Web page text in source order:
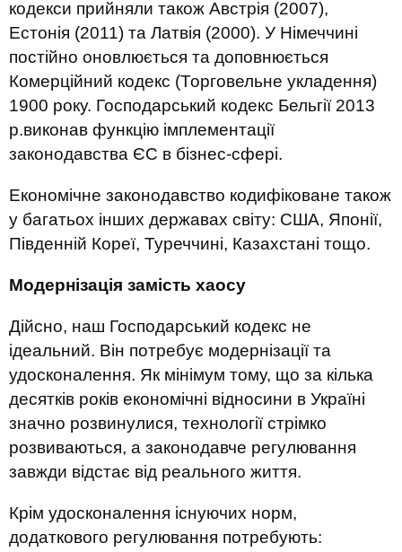
кодекси прийняли також Австрія (2007),
Естонія (2011) та Латвія (2000). У Німеччині
постійно оновлюється та доповнюється
Комерційний кодекс (Торговельне укладення)
1900 року. Господарський кодекс Бельгії 2013
р.виконав функцію імплементації
законодавства ЄС в бізнес-сфері.
Економічне законодавство кодифіковане також
у багатьох інших державах світу: США, Японії,
Південній Кореї, Туреччині, Казахстані тощо.
Модернізація замість хаосу
Дійсно, наш Господарський кодекс не
ідеальний. Він потребує модернізації та
удосконалення. Як мінімум тому, що за кілька
десятків років економічні відносини в Україні
значно розвинулися, технології стрімко
розвиваються, а законодавче регулювання
завжди відстає від реального життя.
Крім удосконалення існуючих норм,
додаткового регулювання потребують: